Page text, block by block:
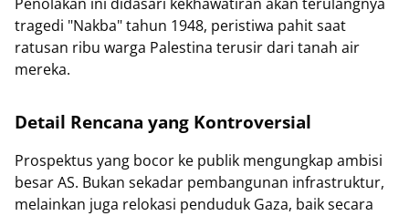
tragedi "Nakba" tahun 1948, peristiwa pahit saat
ratusan ribu warga Palestina terusir dari tanah air
mereka.
Detail Rencana yang Kontroversial
Prospektus yang bocor ke publik mengungkap ambisi
besar AS. Bukan sekadar pembangunan infrastruktur,
melainkan juga relokasi penduduk Gaza, baik secara